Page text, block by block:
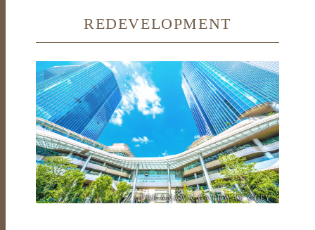
REDEVELOPMENT
TAKANAWA GATEWAY CITY